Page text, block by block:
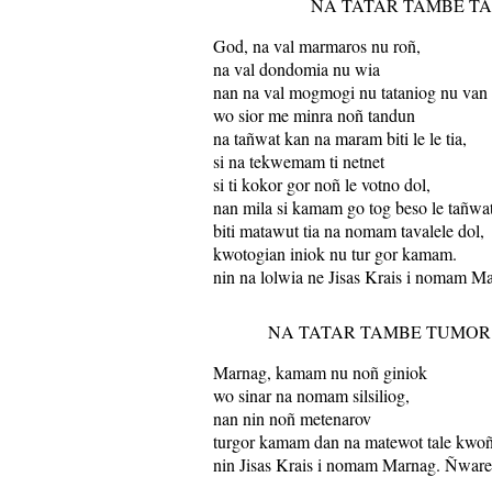
NA TATAR TAMBE
God, na val marmaros nu roñ,
na val dondomia nu wia
nan na val mogmogi nu tataniog nu
wo sior me minra noñ tandun
na tañwat kan na maram biti le le tia,
si na tekwemam ti netnet
si ti kokor gor noñ le votno dol,
nan mila si kamam go tog beso le
biti matawut tia na nomam tavalele dol,
kwotogian iniok nu tur gor kamam.
nin na lolwia ne Jisas Krais i nomam
NA TATAR TAMBE
Marnag, kamam nu noñ giniok
wo sinar na nomam silsiliog,
nan nin noñ metenarov
turgor kamam dan na matewot tale
nin Jisas Krais i nomam Marnag.